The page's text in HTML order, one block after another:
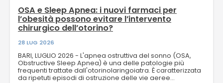
OSA e Sleep Apnea: i nuovi farmaci per
l’obesità possono evitare l’intervento
chirurgico dell’otorino?
28 LUG 2026
BARI, LUGLIO 2026 - L'apnea ostruttiva del sonno (OSA,
Obstructive Sleep Apnea) è una delle patologie più
frequenti trattate dall'otorinolaringoiatra. È caratterizzata
da ripetuti episodi di ostruzione delle vie aeree...